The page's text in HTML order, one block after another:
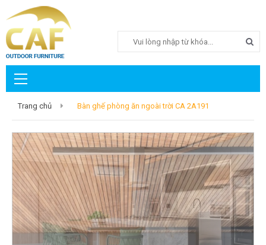
Trang chủ Bàn ghế phòng ăn ngoài trời CA 2A191